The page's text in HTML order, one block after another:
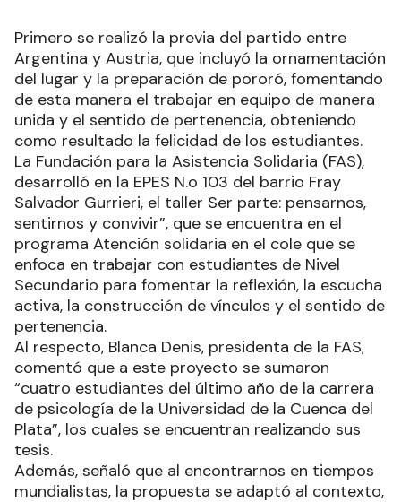
Primero se realizó la previa del partido entre
Argentina y Austria, que incluyó la ornamentación
del lugar y la preparación de pororó, fomentando
de esta manera el trabajar en equipo de manera
unida y el sentido de pertenencia, obteniendo
como resultado la felicidad de los estudiantes.
La Fundación para la Asistencia Solidaria (FAS),
desarrolló en la EPES N.o 103 del barrio Fray
Salvador Gurrieri, el taller Ser parte: pensarnos,
sentirnos y convivir”, que se encuentra en el
programa Atención solidaria en el cole que se
enfoca en trabajar con estudiantes de Nivel
Secundario para fomentar la reflexión, la escucha
activa, la construcción de vínculos y el sentido de
pertenencia.
Al respecto, Blanca Denis, presidenta de la FAS,
comentó que a este proyecto se sumaron
“cuatro estudiantes del último año de la carrera
de psicología de la Universidad de la Cuenca del
Plata”, los cuales se encuentran realizando sus
tesis.
Además, señaló que al encontrarnos en tiempos
mundialistas, la propuesta se adaptó al contexto,